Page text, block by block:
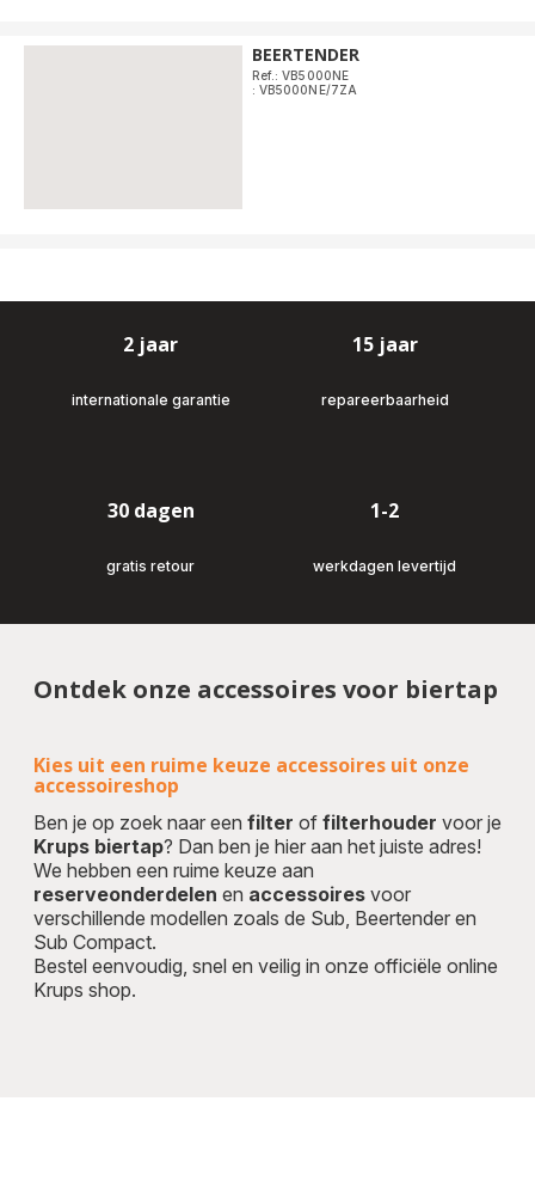
BEERTENDER
Ref.: VB5000NE
: VB5000NE/7ZA
2 jaar
internationale garantie
15 jaar
repareerbaarheid
30 dagen
gratis retour
1-2
werkdagen levertijd
Ontdek onze accessoires voor biertap
Kies uit een ruime keuze accessoires uit onze
accessoireshop
Ben je op zoek naar een filter of filterhouder voor je
Krups biertap? Dan ben je hier aan het juiste adres!
We hebben een ruime keuze aan
reserveonderdelen en accessoires voor
verschillende modellen zoals de Sub, Beertender en
Sub Compact.
Bestel eenvoudig, snel en veilig in onze officiële online
Krups shop.